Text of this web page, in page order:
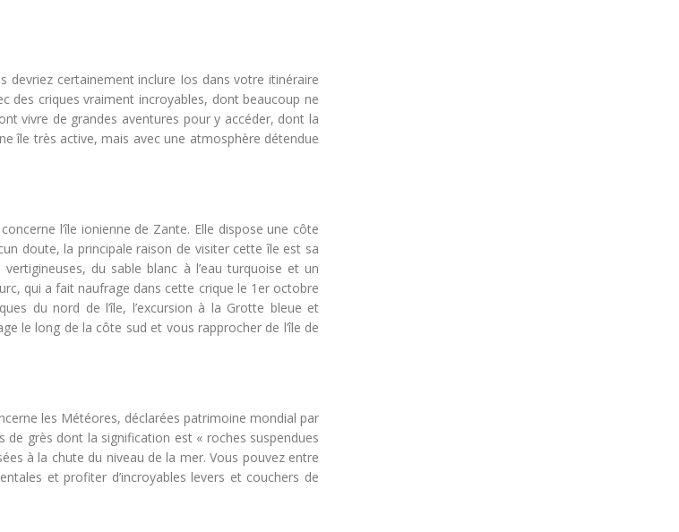
devriez certainement inclure Ios dans votre itinéraire
des criques vraiment incroyables, dont beaucoup ne
vivre de grandes aventures pour y accéder, dont la
île très active, mais avec une atmosphère détendue
l’île ionienne de Zante. Elle dispose une côte
doute, la principale raison de visiter cette île est sa
du sable blanc à l’eau turquoise et un
qui a fait naufrage dans cette crique le 1er octobre
du nord de l’île, l’excursion à la Grotte bleue et
le long de la côte sud et vous rapprocher de l’île de
les Météores, déclarées patrimoine mondial par
de grès dont la signification est « roches suspendues
à la chute du niveau de la mer. Vous pouvez entre
et profiter d’incroyables levers et couchers de